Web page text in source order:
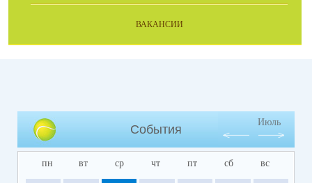
ВАКАНСИИ
События
Июль
пн вт ср чт пт сб вс